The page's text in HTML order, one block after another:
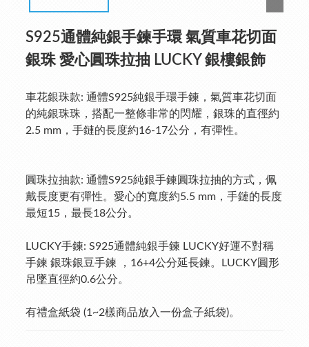
S925通體純銀手鍊手環 氣質車花切面
銀珠 愛心圓珠拉抽 LUCKY 銀樓銀飾
車花銀珠款: 通體S925純銀手環手鍊，氣質車花切面
的純銀珠珠，搭配一整條非常的閃耀，銀珠的直徑約
2.5 mm，手鏈的長度約16-17公分，有彈性。
圓珠拉抽款: 通體S925純銀手鍊圓珠拉抽的方式，佩
戴長度更有彈性。愛心的寬度約5.5 mm，手鏈的長度
最短15，最長18公分。
LUCKY手鍊: S925通體純銀手鍊 LUCKY好運不對稱
手鍊 銀珠銀豆手鍊 ，16+4公分延長鍊。LUCKY圓形
吊墜直徑約0.6公分。
有禮盒紙袋 (1~2樣商品放入一份盒子紙袋)。